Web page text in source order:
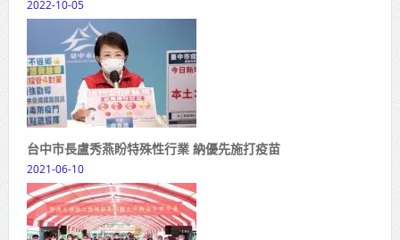
2022-10-05
台中市長盧秀燕盼特殊性行業 納優先施打疫苗
2021-06-10